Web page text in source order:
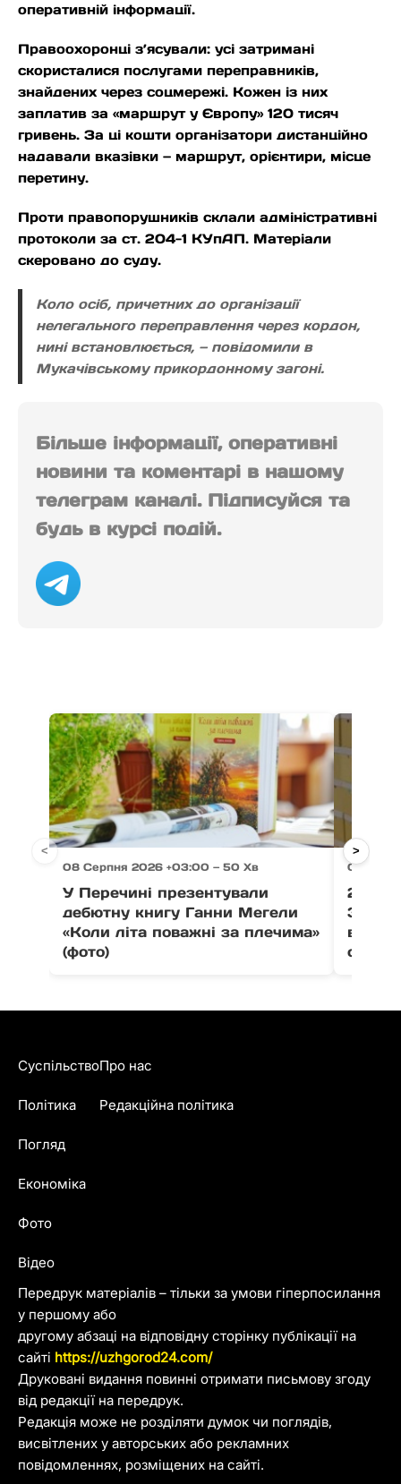
оперативній інформації.
Правоохоронці з’ясували: усі затримані
скористалися послугами переправників,
знайдених через соцмережі. Кожен із них
заплатив за «маршрут у Європу» 120 тисяч
гривень. За ці кошти організатори дистанційно
надавали вказівки — маршрут, орієнтири, місце
перетину.
Проти правопорушників склали адміністративні
протоколи за ст. 204-1 КУпАП. Матеріали
скеровано до суду.
Коло осіб, причетних до організації
нелегального переправлення через кордон,
нині встановлюється, — повідомили в
Мукачівському прикордонному загоні.
Більше інформації, оперативні
новини та коментарі в нашому
телеграм каналі. Підписуйся та
будь в курсі подій.
08 Серпня 2026 +03:00 — 50 Хв
У Перечині презентували
дебютну книгу Ганни Мегели
«Коли літа поважні за плечима»
(фото)
08
21
< >
Передрук матеріалів – тільки за умови гіперпосилання
у першому або
другому абзаці на відповідну сторінку публікації на
сайті https://uzhgorod24.com/
Друковані видання повинні отримати письмову згоду
від редакції на передрук.
Редакція може не розділяти думок чи поглядів,
висвітлених у авторських або рекламних
повідомленнях, розміщених на сайті.
Суспільство
Політика
Погляд
Економіка
Фото
Відео
Про нас
Редакційна політика